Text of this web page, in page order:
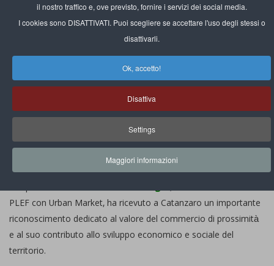
il nostro traffico e, ove previsto, fornire i servizi dei social media.
I cookies sono DISATTIVATI. Puoi scegliere se accettare l'uso degli stessi o
disattivarli.
Ok, accetto!
Disattiva
Settings
Maggiori informazioni
News Dai Soci
Giovanni Sgrò premiato a Catanzaro: il
commercio di prossimità come valore per il
Visite: 445
Share:
L’imprenditore calabreseGiovanni Sgrò, socio di
PLEF con Urban Market, ha ricevuto a Catanzaro un importante
riconoscimento dedicato al valore del commercio di prossimità
e al suo contributo allo sviluppo economico e sociale del
territorio.